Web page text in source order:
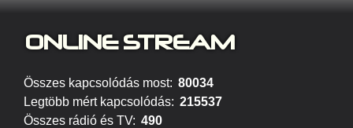
ONLINE STREAM
Összes kapcsolódás most: 80034
Legtöbb mért kapcsolódás: 215537
Összes rádió és TV: 490